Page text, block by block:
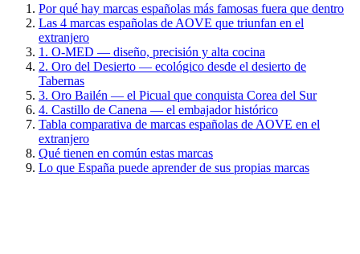
Por qué hay marcas españolas más famosas fuera que dentro
Las 4 marcas españolas de AOVE que triunfan en el
extranjero
1. O-MED — diseño, precisión y alta cocina
2. Oro del Desierto — ecológico desde el desierto de
Tabernas
3. Oro Bailén — el Picual que conquista Corea del Sur
4. Castillo de Canena — el embajador histórico
Tabla comparativa de marcas españolas de AOVE en el
extranjero
Qué tienen en común estas marcas
Lo que España puede aprender de sus propias marcas